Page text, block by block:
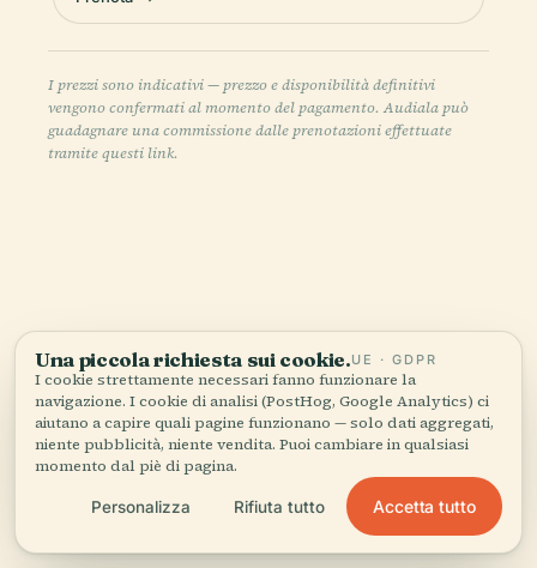
I prezzi sono indicativi — prezzo e disponibilità definitivi
vengono confermati al momento del pagamento. Audiala può
guadagnare una commissione dalle prenotazioni effettuate
tramite questi link.
Ascolta la storia completa nell'app
Una piccola richiesta sui cookie.UE · GDPR
I cookie strettamente necessari fanno funzionare la
navigazione. I cookie di analisi (PostHog, Google Analytics) ci
aiutano a capire quali pagine funzionano — solo dati aggregati,
niente pubblicità, niente vendita. Puoi cambiare in qualsiasi
momento dal piè di pagina.
Personalizza Rifiuta tutto Accetta tutto